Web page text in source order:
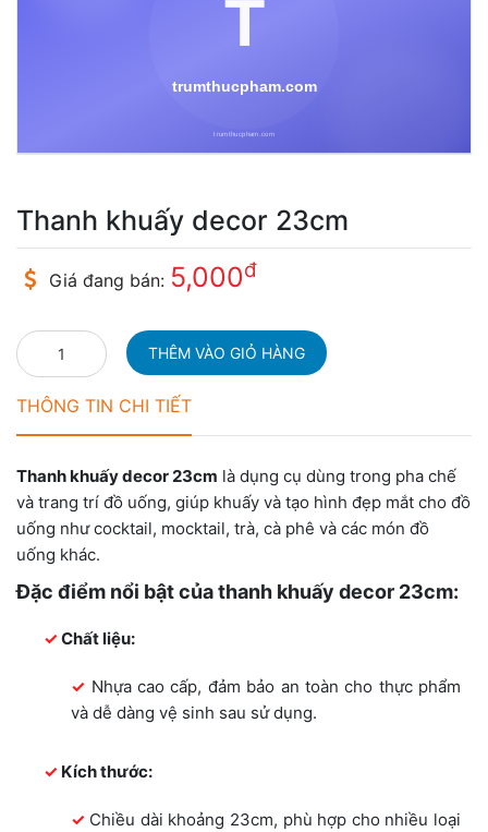
Thanh khuấy decor 23cm
Giá đang bán: 5,000đ
THÔNG TIN CHI TIẾT
Thanh khuấy decor 23cm là dụng cụ dùng trong pha chế
và trang trí đồ uống, giúp khuấy và tạo hình đẹp mắt cho đồ
uống như cocktail, mocktail, trà, cà phê và các món đồ
uống khác.
Đặc điểm nổi bật của thanh khuấy decor 23cm:
Chất liệu:
Nhựa cao cấp, đảm bảo an toàn cho thực phẩm
và dễ dàng vệ sinh sau sử dụng.
Kích thước:
Chiều dài khoảng 23cm, phù hợp cho nhiều loại